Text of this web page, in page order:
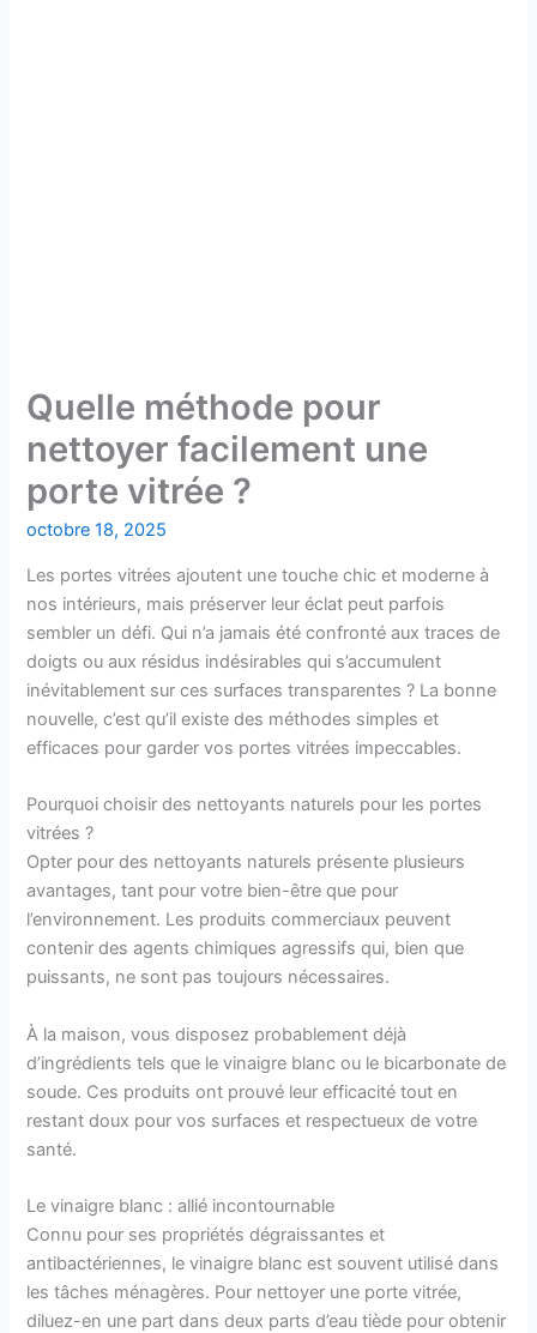
Quelle méthode pour
nettoyer facilement une
porte vitrée ?
octobre 18, 2025
Les portes vitrées ajoutent une touche chic et moderne à
nos intérieurs, mais préserver leur éclat peut parfois
sembler un défi. Qui n’a jamais été confronté aux traces de
doigts ou aux résidus indésirables qui s’accumulent
inévitablement sur ces surfaces transparentes ? La bonne
nouvelle, c’est qu’il existe des méthodes simples et
efficaces pour garder vos portes vitrées impeccables.
Pourquoi choisir des nettoyants naturels pour les portes
vitrées ?
Opter pour des nettoyants naturels présente plusieurs
avantages, tant pour votre bien-être que pour
l’environnement. Les produits commerciaux peuvent
contenir des agents chimiques agressifs qui, bien que
puissants, ne sont pas toujours nécessaires.
À la maison, vous disposez probablement déjà
d’ingrédients tels que le vinaigre blanc ou le bicarbonate de
soude. Ces produits ont prouvé leur efficacité tout en
restant doux pour vos surfaces et respectueux de votre
santé.
Le vinaigre blanc : allié incontournable
Connu pour ses propriétés dégraissantes et
antibactériennes, le vinaigre blanc est souvent utilisé dans
les tâches ménagères. Pour nettoyer une porte vitrée,
diluez-en une part dans deux parts d’eau tiède pour obtenir